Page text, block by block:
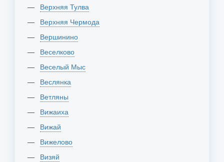
Верхняя Тулва
Верхняя Чермода
Вершинино
Веселково
Веселый Мыс
Веслянка
Ветляны
Вижаиха
Вижай
Вижелово
Визяй